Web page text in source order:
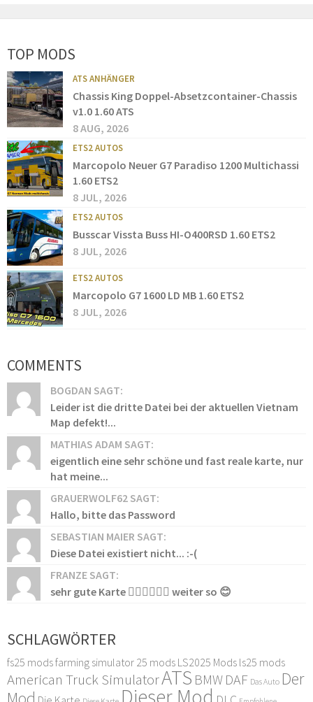
TOP MODS
ATS ANHÄNGER
Chassis King Doppel-Absetzcontainer-Chassis
v1.0 1.60 ATS
8 AUG, 2026
ETS2 AUTOS
Marcopolo Neuer G7 Paradiso 1200 Multichassi
1.60 ETS2
8 JUL, 2026
ETS2 AUTOS
Busscar Vissta Buss HI-O400RSD 1.60 ETS2
8 JUL, 2026
ETS2 AUTOS
Marcopolo G7 1600 LD MB 1.60 ETS2
8 JUL, 2026
COMMENTS
BOGDAN SAGT:
Leider ist die dritte Datei bei der aktuellen Vietnam
Map defekt!...
MATHIAS ADAM SAGT:
eigentlich eine sehr schöne und fast reale karte, nur
hat meine...
GRAUERWOLF62 SAGT:
Hallo, bitte das Password
SEBASTIAN MAIER SAGT:
Diese Datei existiert nicht... :-(
FRANZE SAGT:
sehr gute Karte 👍🏻👍🏻👍🏻 weiter so 😊
SCHLAGWÖRTER
fs25 modsfarming simulator 25 mods LS2025 Mods ls25 mods
American Truck SimulatorATS BMW DAF Das Auto Der